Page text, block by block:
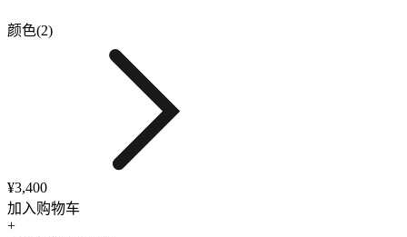
颜色(2)
¥3,400
加入购物车
+